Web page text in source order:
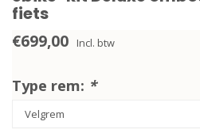
fiets
€699,00 Incl. btw
Type rem: *